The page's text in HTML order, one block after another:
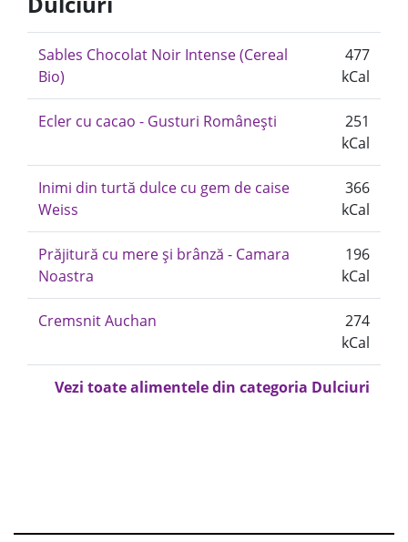
Sables Chocolat Noir Intense (Cereal
Bio)
477
kCal
Ecler cu cacao - Gusturi Românești
251
kCal
Inimi din turtă dulce cu gem de caise
Weiss
366
kCal
Prăjitură cu mere și brânză - Camara
Noastra
196
kCal
Cremsnit Auchan
274
kCal
Vezi toate alimentele din categoria Dulciuri